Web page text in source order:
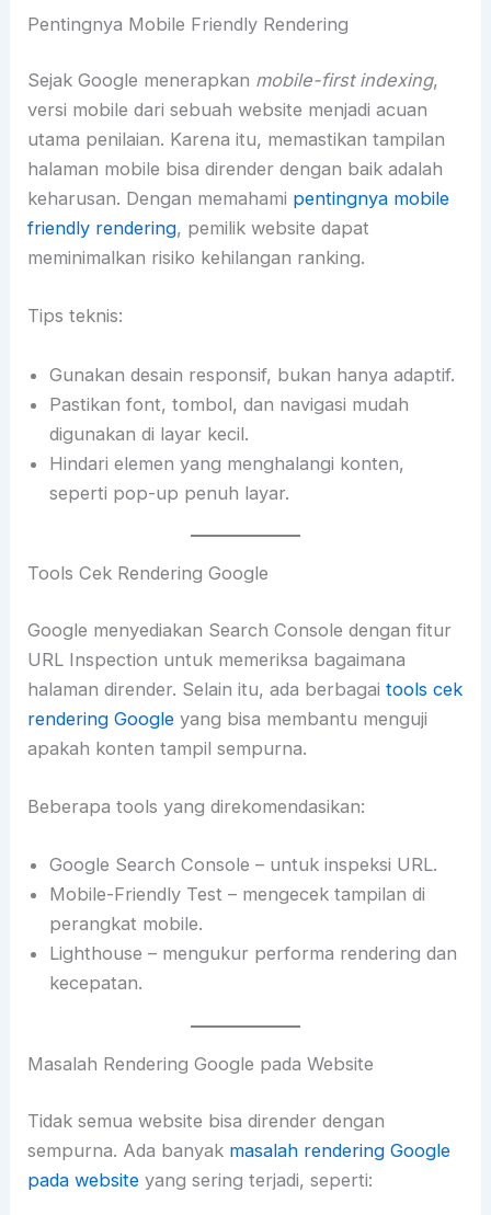
Pentingnya Mobile Friendly Rendering
Sejak Google menerapkan mobile-first indexing,
versi mobile dari sebuah website menjadi acuan
utama penilaian. Karena itu, memastikan tampilan
halaman mobile bisa dirender dengan baik adalah
keharusan. Dengan memahami pentingnya mobile
friendly rendering, pemilik website dapat
meminimalkan risiko kehilangan ranking.
Tips teknis:
Gunakan desain responsif, bukan hanya adaptif.
Pastikan font, tombol, dan navigasi mudah
digunakan di layar kecil.
Hindari elemen yang menghalangi konten,
seperti pop-up penuh layar.
Tools Cek Rendering Google
Google menyediakan Search Console dengan fitur
URL Inspection untuk memeriksa bagaimana
halaman dirender. Selain itu, ada berbagaitools cek
rendering Google yang bisa membantu menguji
apakah konten tampil sempurna.
Beberapa tools yang direkomendasikan:
Google Search Console – untuk inspeksi URL.
Mobile-Friendly Test – mengecek tampilan di
perangkat mobile.
Lighthouse – mengukur performa rendering dan
kecepatan.
Masalah Rendering Google pada Website
Tidak semua website bisa dirender dengan
sempurna. Ada banyak masalah rendering Google
pada website yang sering terjadi, seperti: